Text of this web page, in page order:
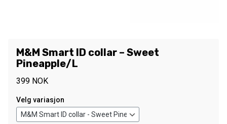
M&M Smart ID collar – Sweet
Pineapple/L
399 NOK
Velg variasjon